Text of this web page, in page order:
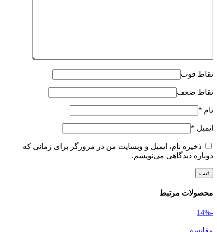
نقاط قوت
نقاط ضعف
نام *
ایمیل *
ذخیره نام، ایمیل و وبسایت من در مرورگر برای زمانی که
دوباره دیدگاهی می‌نویسم.
محصولات مرتبط
-14%
مقایسه